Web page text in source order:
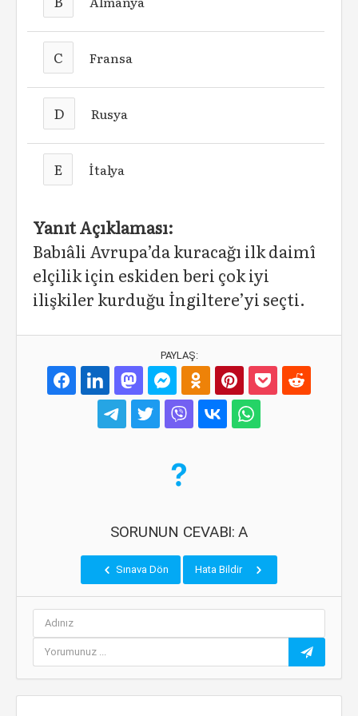
C Fransa
D Rusya
E İtalya
Yanıt Açıklaması:
Babıâli Avrupa’da kuracağı ilk daimî
elçilik için eskiden beri çok iyi
ilişkiler kurduğu İngiltere’yi seçti.
PAYLAŞ:
SORUNUN CEVABI: A
Sınava Dön Hata Bildir